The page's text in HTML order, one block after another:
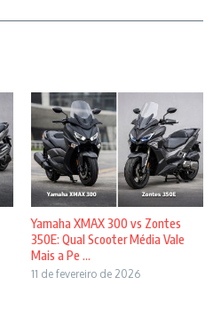
Yamaha XMAX 300 vs Zontes
350E: Qual Scooter Média Vale
Mais a Pe ...
11 de fevereiro de 2026